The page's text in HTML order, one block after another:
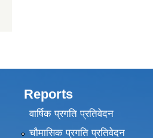
Reports
वार्षिक प्रगति प्रतिवेदन
चौमासिक प्रगति प्रतिवेदन